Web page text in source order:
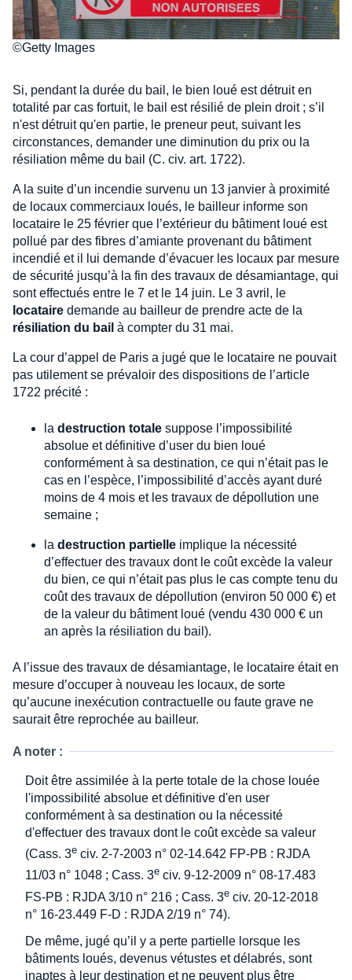
©Getty Images
Si, pendant la durée du bail, le bien loué est détruit en
totalité par cas fortuit, le bail est résilié de plein droit ; s’il
n'est détruit qu'en partie, le preneur peut, suivant les
circonstances, demander une diminution du prix ou la
résiliation même du bail (C. civ. art. 1722).
A la suite d’un incendie survenu un 13 janvier à proximité
de locaux commerciaux loués, le bailleur informe son
locataire le 25 février que l’extérieur du bâtiment loué est
pollué par des fibres d’amiante provenant du bâtiment
incendié et il lui demande d’évacuer les locaux par mesure
de sécurité jusqu’à la fin des travaux de désamiantage, qui
sont effectués entre le 7 et le 14 juin. Le 3 avril, le
locataire demande au bailleur de prendre acte de la
résiliation du bail à compter du 31 mai.
La cour d’appel de Paris a jugé que le locataire ne pouvait
pas utilement se prévaloir des dispositions de l’article
1722 précité :
la destruction totale suppose l’impossibilité
absolue et définitive d’user du bien loué
conformément à sa destination, ce qui n’était pas le
cas en l’espèce, l’impossibilité d’accès ayant duré
moins de 4 mois et les travaux de dépollution une
semaine ;
la destruction partielle implique la nécessité
d’effectuer des travaux dont le coût excède la valeur
du bien, ce qui n’était pas plus le cas compte tenu du
coût des travaux de dépollution (environ 50 000 €) et
de la valeur du bâtiment loué (vendu 430 000 € un
an après la résiliation du bail).
A l’issue des travaux de désamiantage, le locataire était en
mesure d’occuper à nouveau les locaux, de sorte
qu’aucune inexécution contractuelle ou faute grave ne
saurait être reprochée au bailleur.
A noter :
Doit être assimilée à la perte totale de la chose louée
l'impossibilité absolue et définitive d'en user
conformément à sa destination ou la nécessité
d'effectuer des travaux dont le coût excède sa valeur
(Cass. 3e civ. 2-7-2003 n° 02-14.642 FP-PB : RJDA
11/03 n° 1048 ; Cass. 3e civ. 9-12-2009 n° 08-17.483
FS-PB : RJDA 3/10 n° 216 ; Cass. 3e civ. 20-12-2018
n° 16-23.449 F-D : RJDA 2/19 n° 74).
De même, jugé qu’il y a perte partielle lorsque les
bâtiments loués, devenus vétustes et délabrés, sont
inaptes à leur destination et ne peuvent plus être